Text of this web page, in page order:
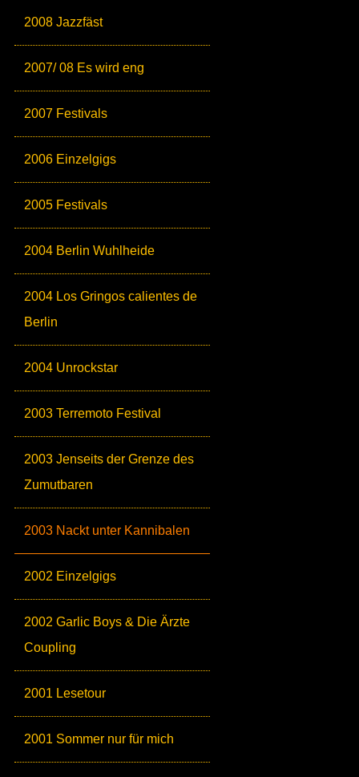
2008 Jazzfäst
2007/ 08 Es wird eng
2007 Festivals
2006 Einzelgigs
2005 Festivals
2004 Berlin Wuhlheide
2004 Los Gringos calientes de
Berlin
2004 Unrockstar
2003 Terremoto Festival
2003 Jenseits der Grenze des
Zumutbaren
2003 Nackt unter Kannibalen
2002 Einzelgigs
2002 Garlic Boys & Die Ärzte
Coupling
2001 Lesetour
2001 Sommer nur für mich